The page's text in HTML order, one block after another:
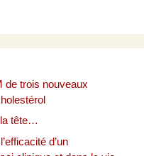
de trois nouveaux
tête…
d’un